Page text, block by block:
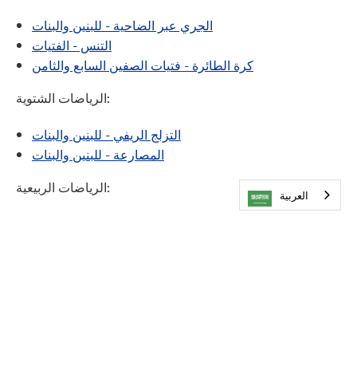
الجري عبر الضاحية - للبنين والبنات
التنس - الفتيات
كرة الطائرة - فتيات الصفين السابع والثامن
الرياضات الشتوية:
التزلج الريفي - للبنين والبنات
المصارعة - للبنين والبنات
الرياضات الربيعية: العربية‏